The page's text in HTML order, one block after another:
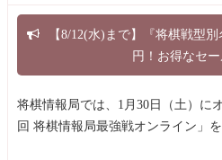
【8/12(水)まで】『将棋戦型
円！お得なセ
将棋情報局では、1月30日（土）に
回 将棋情報局最強戦オンライン」を